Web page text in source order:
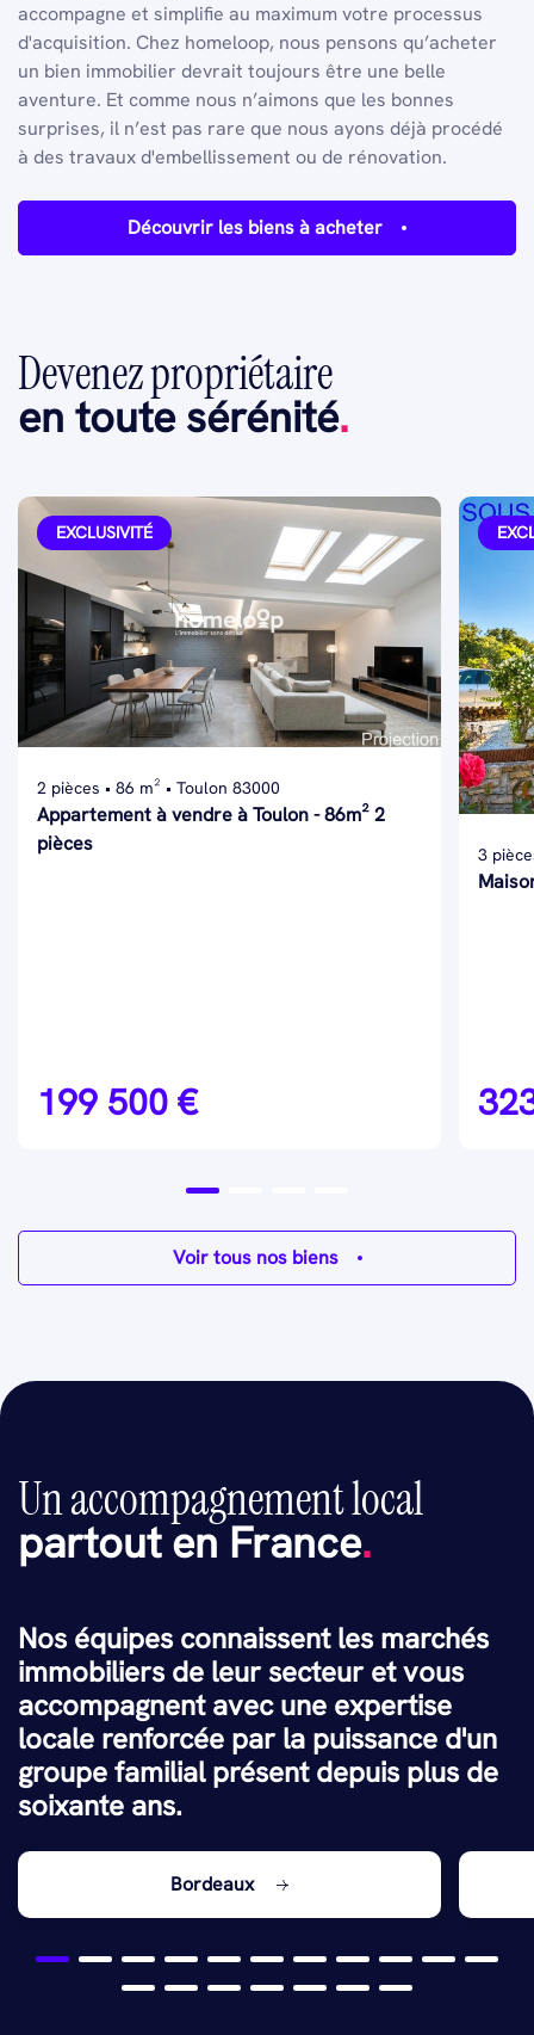
accompagne et simplifie au maximum votre processus
d'acquisition. Chez homeloop, nous pensons qu’acheter
un bien immobilier devrait toujours être une belle
aventure. Et comme nous n’aimons que les bonnes
surprises, il n’est pas rare que nous ayons déjà procédé
à des travaux d'embellissement ou de rénovation.
Découvrir les biens à acheter
Devenez propriétaire
en toute sérénité.
EXCLUSIVITÉ
2 pièces • 86 m² • Toulon 83000
Appartement à vendre à Toulon - 86m² 2
pièces
199 500 €
3
Voir tous nos biens
Un accompagnement local
partout en France.
Nos équipes connaissent les marchés
immobiliers de leur secteur et vous
accompagnent avec une expertise
locale renforcée par la puissance d'un
groupe familial présent depuis plus de
soixante ans.
Bordeaux